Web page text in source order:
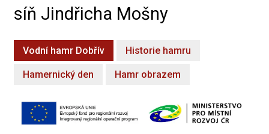
síň Jindřicha Mošny
Vodní hamr Dobřív Historie hamru
Hamernický den Hamr obrazem